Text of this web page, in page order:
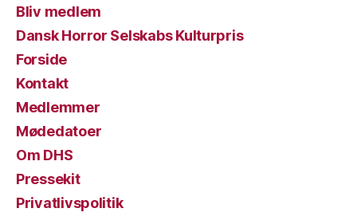
Bliv medlem
Dansk Horror Selskabs Kulturpris
Forside
Kontakt
Medlemmer
Mødedatoer
Om DHS
Pressekit
Privatlivspolitik